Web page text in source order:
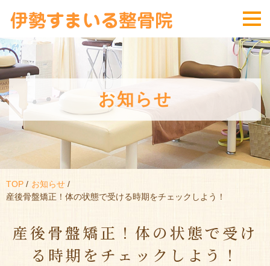
お知らせ
TOP
お知らせ
産後骨盤矯正！体の状態で受ける時期をチェックしよう！
産後骨盤矯正！体の状態で受け
る時期をチェックしよう！